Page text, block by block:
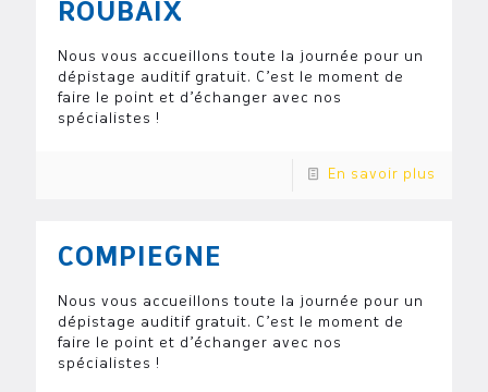
ROUBAIX
Nous vous accueillons toute la journée pour un
dépistage auditif gratuit. C’est le moment de
faire le point et d’échanger avec nos
spécialistes !
En savoir plus
COMPIEGNE
Nous vous accueillons toute la journée pour un
dépistage auditif gratuit. C’est le moment de
faire le point et d’échanger avec nos
spécialistes !